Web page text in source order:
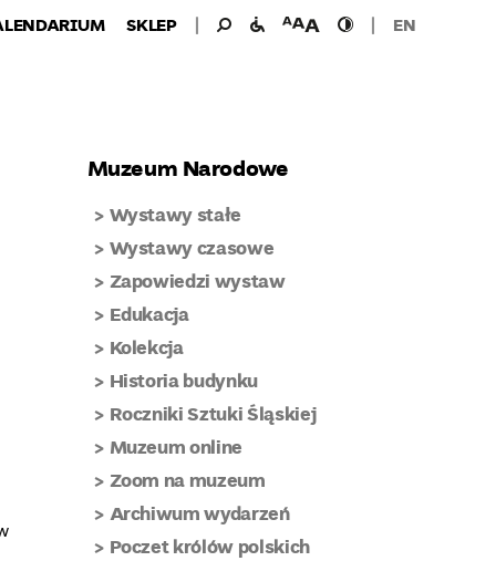
SKLEP Wyszukaj
Wyszukiwanie
dla:
udogodnieniawielkość
czcionki
wysoki
kontrast
EN
Muzeum Narodowe
Wystawy stałe
Wystawy czasowe
Zapowiedzi wystaw
Edukacja
Kolekcja
Historia budynku
Roczniki Sztuki Śląskiej
Muzeum online
Zoom na muzeum
Archiwum wydarzeń
Poczet królów polskich